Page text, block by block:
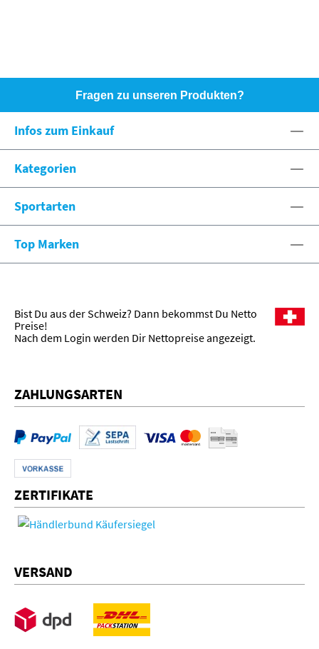
Fragen zu unseren Produkten?
eshop@spexx.org
Infos zum Einkauf
Kategorien
Sportarten
Top Marken
Bist Du aus der Schweiz? Dann bekommst Du Netto
Preise!
Nach dem Login werden Dir Nettopreise angezeigt.
ZAHLUNGSARTEN
ZERTIFIKATE
VERSAND